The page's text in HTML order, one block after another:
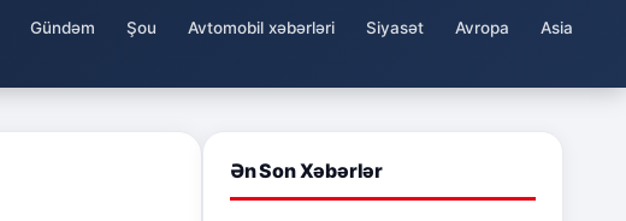
Gündəm Şou Avtomobil xəbərləri Siyasət Avropa
Asia
Ən Son Xəbərlər